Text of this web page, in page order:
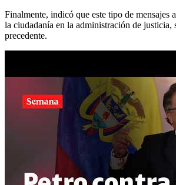
Finalmente, indicó que este tipo de mensajes
la ciudadanía en la administración de justicia,
precedente.